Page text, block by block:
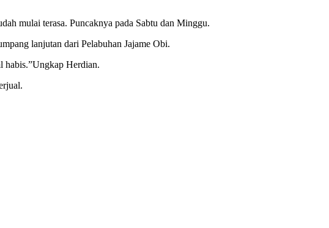
mulai terasa. Puncaknya pada Sabtu dan Minggu.
lanjutan dari Pelabuhan Jajame Obi.
habis.”Ungkap Herdian.